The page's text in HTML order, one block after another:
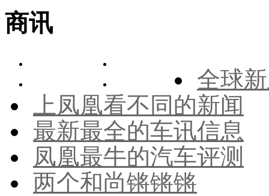
商讯
全球
上凤凰看不同的新闻
最新最全的车讯信息
凤凰最牛的汽车评测
两个和尚锵锵锵